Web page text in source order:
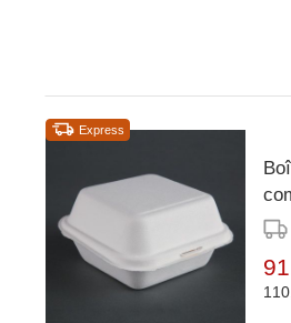
Express